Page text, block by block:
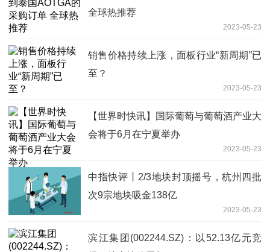
全球热推荐
2023-05-23
销售价格持续上涨，面板行业“新周期”已
至？
2023-05-23
【世界时快讯】国际葡萄与葡萄酒产业大
会将于6月在宁夏举办
2023-05-23
中指快评丨2/3地块封顶摇号，杭州四批
次9宗地块吸金138亿
2023-05-23
滨江集团(002244.SZ)：以52.13亿元竞